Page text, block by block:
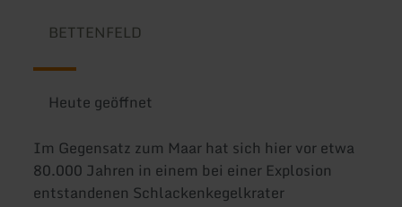
BETTENFELD
Heute geöffnet
Im Gegensatz zum Maar hat sich hier vor etwa
80.000 Jahren in einem bei einer Explosion
entstandenen Schlackenkegelkrater